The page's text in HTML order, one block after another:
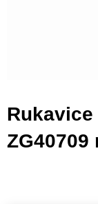
Rukavice
ZG40709